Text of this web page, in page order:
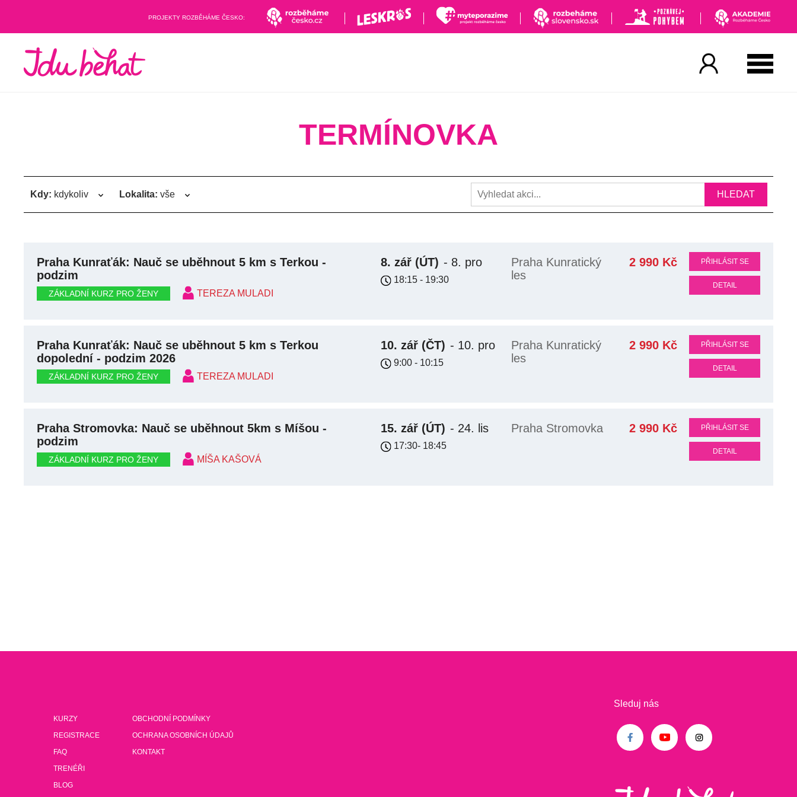
PROJEKTY ROZBĚHÁME ČESKO:
TERMÍNOVKA
Kdy: kdykoliv Lokalita: vše HLEDAT
Praha Kunraťák: Nauč se uběhnout 5 km s Terkou -
podzim
ZÁKLADNÍ KURZ PRO ŽENY TEREZA MULADI
8. zář (ÚT) - 8. pro
18:15 - 19:30
Praha Kunratický
les
2 990 Kč PŘIHLÁSIT SE
DETAIL
Praha Kunraťák: Nauč se uběhnout 5 km s Terkou
dopolední - podzim 2026
ZÁKLADNÍ KURZ PRO ŽENY TEREZA MULADI
10. zář (ČT) - 10. pro
9:00 - 10:15
Praha Kunratický
les
2 990 Kč PŘIHLÁSIT SE
DETAIL
Praha Stromovka: Nauč se uběhnout 5km s Míšou -
podzim
ZÁKLADNÍ KURZ PRO ŽENY MÍŠA KAŠOVÁ
15. zář (ÚT) - 24. lis
17:30- 18:45
Praha Stromovka 2 990 Kč PŘIHLÁSIT SE
DETAIL
KURZY
REGISTRACE
FAQ
TRENÉŘI
BLOG
OBCHODNÍ PODMÍNKY
OCHRANA OSOBNÍCH ÚDAJŮ
KONTAKT
Sleduj nás